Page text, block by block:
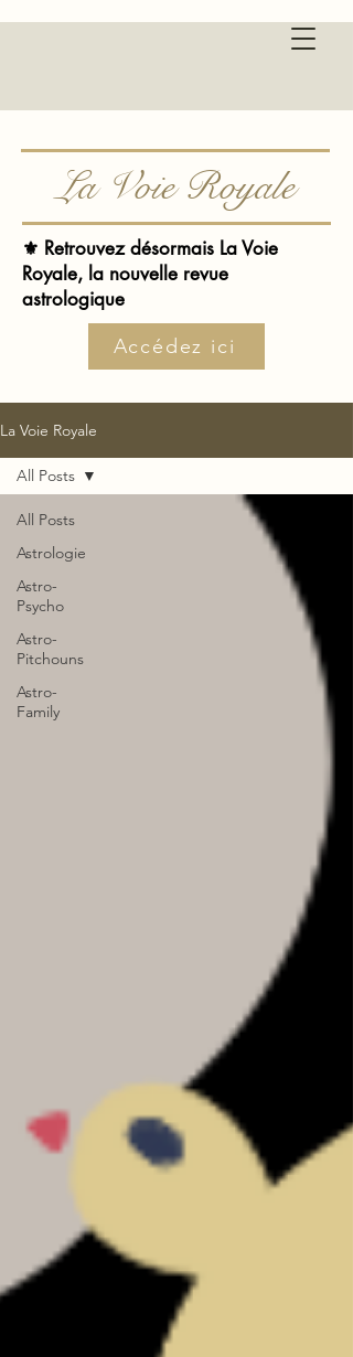
La Voie Royale
⚜️ Retrouvez désormais La Voie
Royale, la nouvelle revue
astrologique
Accédez ici
La Voie Royale
All Posts
Astrologie
Astro-
Psycho
Astro-
Pitchouns
Astro-
Family
All Posts